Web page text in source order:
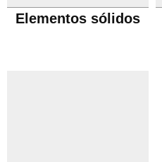
Elementos sólidos